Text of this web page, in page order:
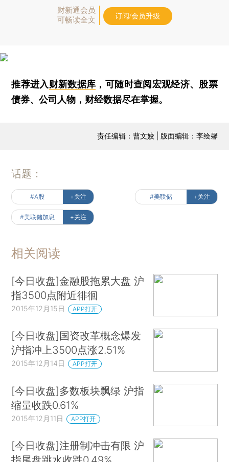
财新通会员
可畅读全文
订阅/会员升级
推荐进入财新数据库 ，可随时查阅宏观经济、股票
债券、公司人物，财经数据尽在掌握。
责任编辑：曹文姣 | 版面编辑：李绘馨
话题：
#A股 +关注 #美联储 +关注
#美联储加息 +关注
相关阅读
[今日收盘]金融股拖累大盘 沪
指3500点附近徘徊
2015年12月15日 APP打开
[今日收盘]国资改革概念爆发
沪指冲上3500点涨2.51%
2015年12月14日 APP打开
[今日收盘]多数板块飘绿 沪指
缩量收跌0.61%
2015年12月11日 APP打开
[今日收盘]注册制冲击有限 沪